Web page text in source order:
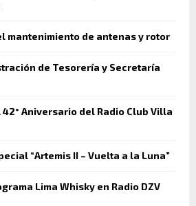
mantenimiento de antenas y rotor
de Tesorería y Secretaría
42° Aniversario del Radio Club Villa
“Artemis II – Vuelta a la Luna”
Lima Whisky en Radio DZV